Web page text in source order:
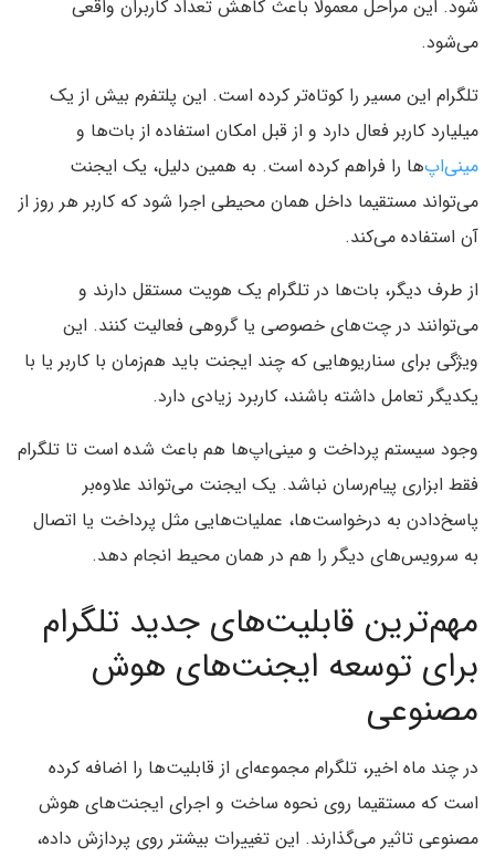
شود. این مراحل معمولا باعث کاهش تعداد کاربران واقعی
می‌شود.
تلگرام این مسیر را کوتاه‌تر کرده است. این پلتفرم بیش از یک
میلیارد کاربر فعال دارد و از قبل امکان استفاده از بات‌ها و
مینی‌اپ‌ها را فراهم کرده است. به همین دلیل، یک ایجنت
می‌تواند مستقیما داخل همان محیطی اجرا شود که کاربر هر روز از
آن استفاده می‌کند.
از طرف دیگر، بات‌ها در تلگرام یک هویت مستقل دارند و
می‌توانند در چت‌های خصوصی یا گروهی فعالیت کنند. این
ویژگی برای سناریوهایی که چند ایجنت باید هم‌زمان با کاربر یا با
یکدیگر تعامل داشته باشند، کاربرد زیادی دارد.
وجود سیستم پرداخت و مینی‌اپ‌ها هم باعث شده است تا تلگرام
فقط ابزاری پیام‌رسان نباشد. یک ایجنت می‌تواند علاوه‌بر
پاسخ‌دادن به درخواست‌ها، عملیات‌هایی مثل پرداخت یا اتصال
به سرویس‌های دیگر را هم در همان محیط انجام دهد.
مهم‌ترین قابلیت‌های جدید تلگرام
برای توسعه ایجنت‌های هوش
مصنوعی
در چند ماه اخیر، تلگرام مجموعه‌ای از قابلیت‌ها را اضافه کرده
است که مستقیما روی نحوه ساخت و اجرای ایجنت‌های هوش
مصنوعی تاثیر می‌گذارند. این تغییرات بیشتر روی پردازش داده،